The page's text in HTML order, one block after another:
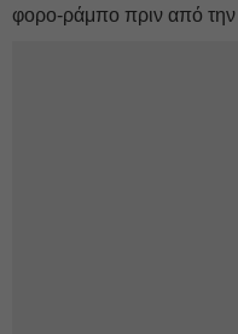
φορο-ράμπο πριν από